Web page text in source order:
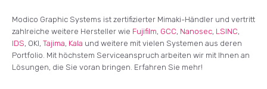
Modico Graphic Systems ist zertifizierter Mimaki-Händler und vertritt
zahlreiche weitere Hersteller wie Fujifilm, GCC, Nanosec, LSINC,
IDS, OKI, Tajima, Kala und weitere mit vielen Systemen aus deren
Portfolio. Mit höchstem Serviceanspruch arbeiten wir mit Ihnen an
Lösungen, die Sie voran bringen. Erfahren Sie mehr!